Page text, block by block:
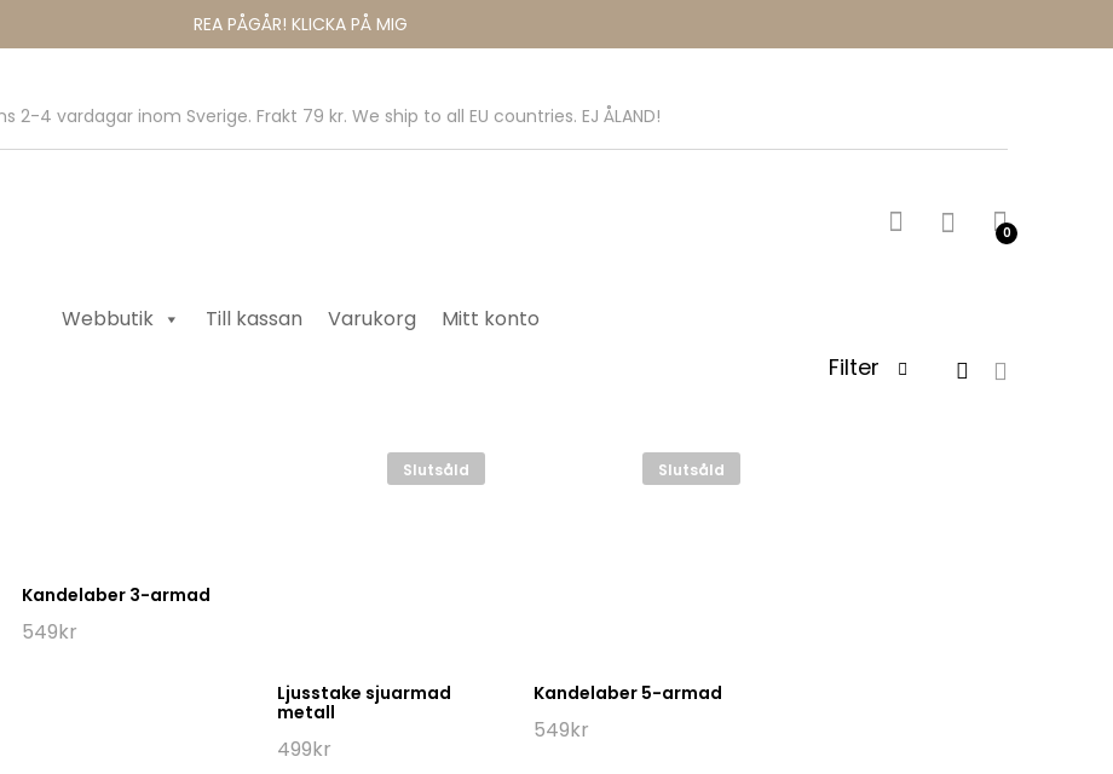
REA PÅGÅR! KLICKA PÅ MIG
2-4 vardagar inom Sverige. Frakt 79 kr. We ship to all EU countries. EJ ÅLAND!
0
Webbutik Till kassan Varukorg Mitt konto
Filter
Kandelaber 3-armad
549kr
Slutsåld
Ljusstake sjuarmad
metall
499kr
Slutsåld
Kandelaber 5-armad
549kr